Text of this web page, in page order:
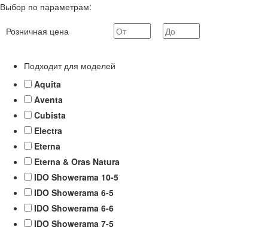
Выбор по параметрам:
Розничная цена
Подходит для моделей
Aquita
Aventa
Cubista
Electra
Eterna
Eterna & Oras Natura
IDO Showerama 10-5
IDO Showerama 6-5
IDO Showerama 6-6
IDO Showerama 7-5